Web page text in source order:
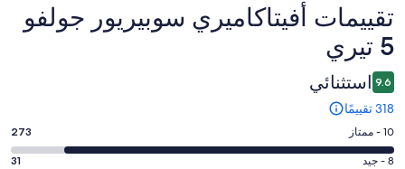
التقييمات تقييمات ⁦أفيتاكاميري سوبيريور جولفو
5 تيري⁩
9.6 استثنائي
318 تقييمًا
درجة
التصنيف
10 - ممتاز 273
درجة
8 - جيد 31